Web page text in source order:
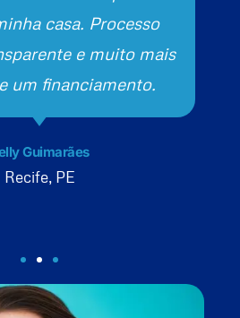
casa. Processo
e muito mais
um financiamento.
Guimarães
Recife, PE